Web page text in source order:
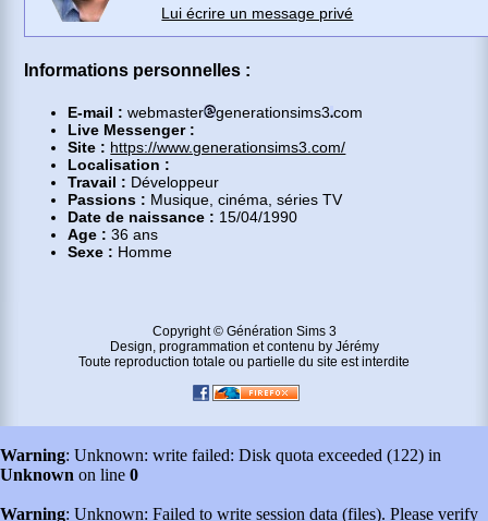
Lui écrire un message privé
Informations personnelles :
E-mail :webmaster generationsims3com
Live Messenger :
Site : https://www.generationsims3.com/
Localisation :
Travail : Développeur
Passions : Musique, cinéma, séries TV
Date de naissance : 15/04/1990
Age :36 ans
Sexe : Homme
Copyright © Génération Sims 3
Design, programmation et contenu by Jérémy
Toute reproduction totale ou partielle du site est interdite
Warning: Unknown: write failed: Disk quota exceeded (122) in
Unknown on line 0
Warning: Unknown: Failed to write session data (files). Please verify